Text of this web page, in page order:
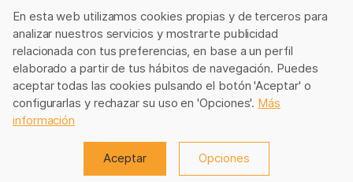
En esta web utilizamos cookies propias y de terceros para
analizar nuestros servicios y mostrarte publicidad
relacionada con tus preferencias, en base a un perfil
elaborado a partir de tus hábitos de navegación. Puedes
aceptar todas las cookies pulsando el botón 'Aceptar' o
configurarlas y rechazar su uso en 'Opciones'. Más
información
Aceptar Opciones